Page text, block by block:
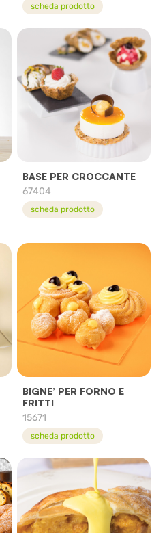
scheda prodotto
BASE PER CROCCANTE
67404
scheda prodotto
BIGNE’ PER FORNO E
FRITTI
15671
scheda prodotto